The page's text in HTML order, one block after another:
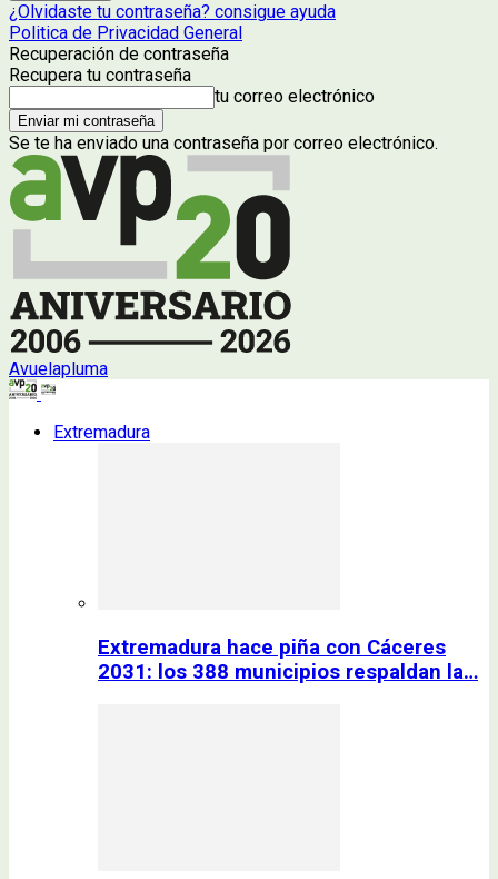
¿Olvidaste tu contraseña? consigue ayuda
Politica de Privacidad General
Recuperación de contraseña
Recupera tu contraseña
tu correo electrónico
Se te ha enviado una contraseña por correo electrónico.
Avuelapluma
Extremadura
Extremadura hace piña con Cáceres
2031: los 388 municipios respaldan la…